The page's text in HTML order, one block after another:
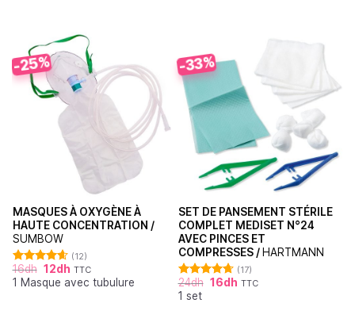
-25%
MASQUES À OXYGÈNE À
HAUTE CONCENTRATION /
SUMBOW
Note 4.64
sur 5
(12)
16dh 12dh TTC
1 Masque avec tubulure
-33%
SET DE PANSEMENT STÉRILE
COMPLET MEDISET N°24
AVEC PINCES ET
COMPRESSES /HARTMANN
Note 4.71
sur 5
(17)
24dh 16dh TTC
1 set